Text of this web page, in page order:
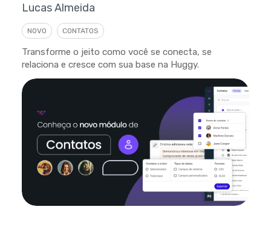
Lucas Almeida
NOVO CONTATOS
Transforme o jeito como você se conecta, se
relaciona e cresce com sua base na Huggy.